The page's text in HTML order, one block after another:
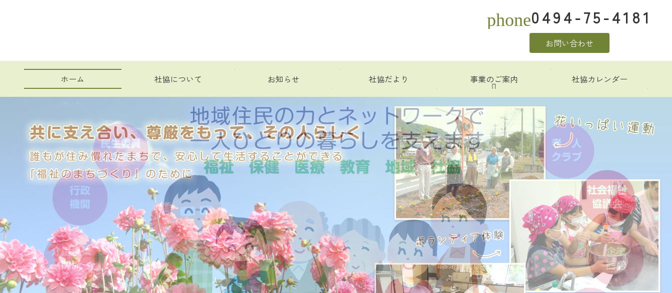
phone0494-75-4181
お問い合わせ
ホーム
現在のページ
社協について お知らせ 社協だより 事業のご案内 社協カレンダー